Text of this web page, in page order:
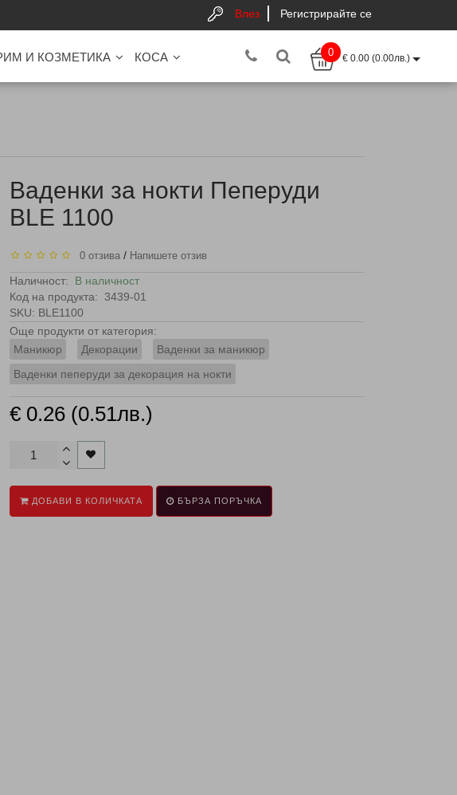
Влез Регистрирайте се
И КОЗМЕТИКА КОСА 0
€ 0.00 (0.00лв.)
Ваденки за нокти Пеперуди
BLE 1100
0 отзива / Напишете отзив
Наличност: В наличност
Код на продукта:
3439-01
SKU: BLE1100
Още продукти от категория:
Маникюр
Декорации
Ваденки за маникюр
Ваденки пеперуди за декорация на нокти
€ 0.26 (0.51лв.)
ДОБАВИ В КОЛИЧКАТА БЪРЗА ПОРЪЧКА